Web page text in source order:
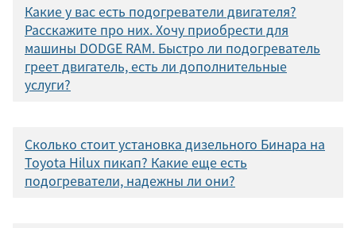
Какие у вас есть подогреватели двигателя?
Расскажите про них. Хочу приобрести для
машины DODGE RAM. Быстро ли подогреватель
греет двигатель, есть ли дополнительные
услуги?
Сколько стоит установка дизельного Бинара на
Toyota Hilux пикап? Какие еще есть
подогреватели, надежны ли они?